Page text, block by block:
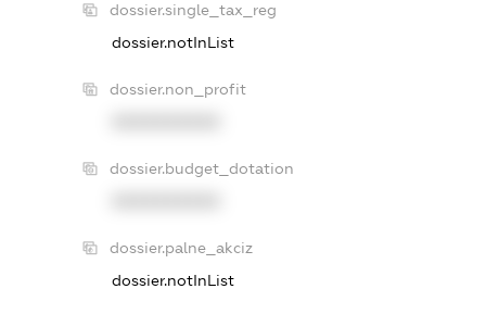
dossier.single_tax_reg
dossier.notInList
dossier.non_profit
dossier.budget_dotation
dossier.palne_akciz
dossier.notInList